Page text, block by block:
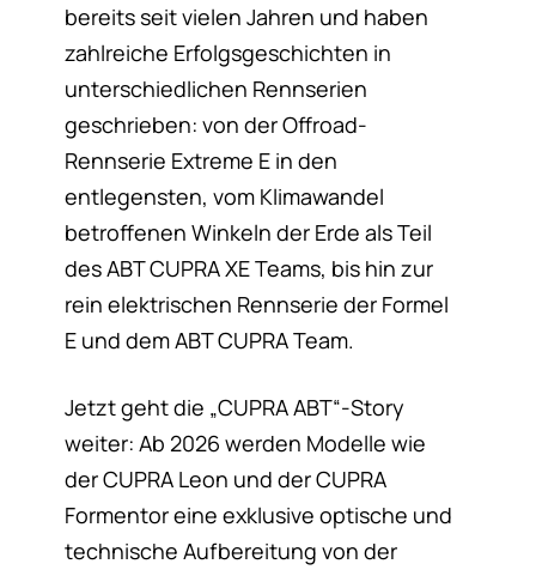
bereits seit vielen Jahren und haben
zahlreiche Erfolgsgeschichten in
unterschiedlichen Rennserien
geschrieben: von der Offroad-
Rennserie Extreme E in den
entlegensten, vom Klimawandel
betroffenen Winkeln der Erde als Teil
des ABT CUPRA XE Teams, bis hin zur
rein elektrischen Rennserie der Formel
E und dem ABT CUPRA Team.
Jetzt geht die „CUPRA ABT“-Story
weiter: Ab 2026 werden Modelle wie
der CUPRA Leon und der CUPRA
Formentor eine exklusive optische und
technische Aufbereitung von der